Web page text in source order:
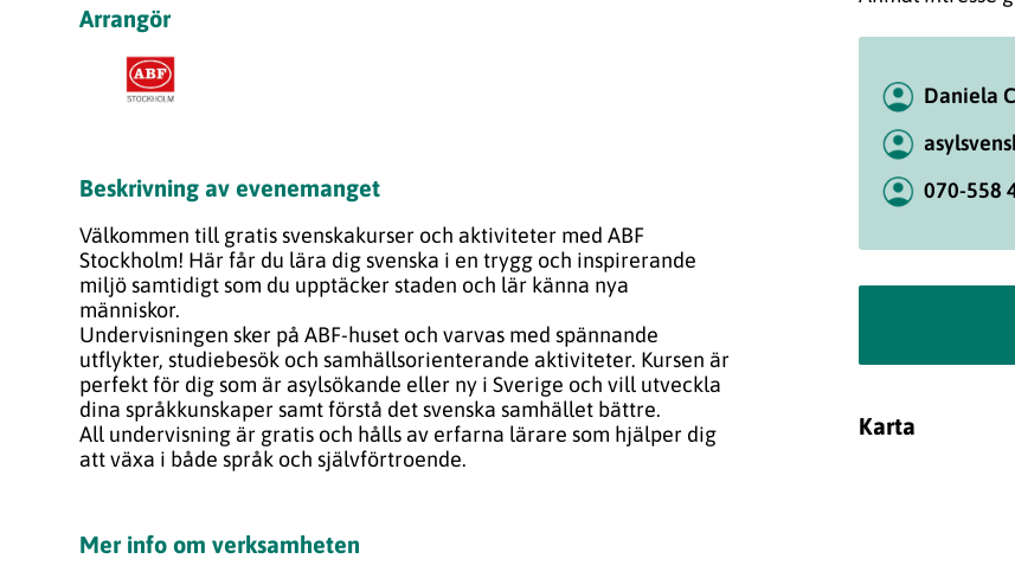
Arrangör
Beskrivning av evenemanget
Välkommen till gratis svenskakurser och aktiviteter med ABF
Stockholm! Här får du lära dig svenska i en trygg och inspirerande
miljö samtidigt som du upptäcker staden och lär känna nya
människor.
Undervisningen sker på ABF-huset och varvas med spännande
utflykter, studiebesök och samhällsorienterande aktiviteter. Kursen är
perfekt för dig som är asylsökande eller ny i Sverige och vill utveckla
dina språkkunskaper samt förstå det svenska samhället bättre.
All undervisning är gratis och hålls av erfarna lärare som hjälper dig
att växa i både språk och självförtroende.
Mer info om verksamheten
Daniela
070-558
Karta